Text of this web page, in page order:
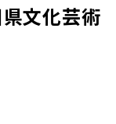
文化芸術